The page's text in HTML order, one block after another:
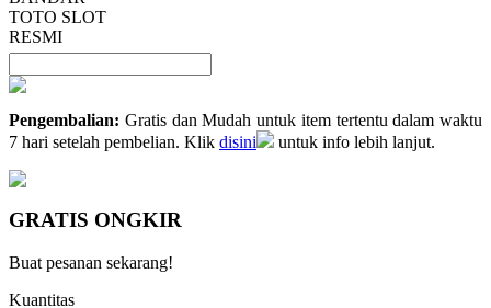
TOTO SLOT
RESMI
Pengembalian: Gratis dan Mudah untuk item tertentu dalam waktu
7 hari setelah pembelian. Klik disini untuk info lebih lanjut.
GRATIS ONGKIR
Buat pesanan sekarang!
Kuantitas